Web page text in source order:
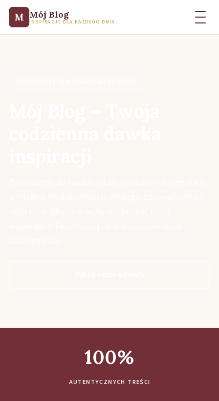
M Mój Blog
INSPIRACJE DLA KAŻDEGO DNIA
100%
AUTENTYCZNYCH TREŚCI